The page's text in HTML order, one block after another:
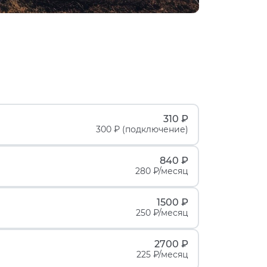
310 ₽
300 ₽ (подключение)
840 ₽
280 ₽/месяц
1500 ₽
250 ₽/месяц
2700 ₽
225 ₽/месяц